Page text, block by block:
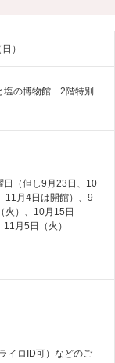
）
塩の博物館 2階特別
日（但し9月23日、10
11月4日は開館）、9
火）、10月15日
11月5日（火）
イロID可）などのご